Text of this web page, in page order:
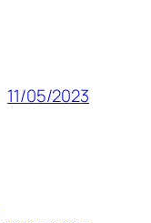
11/05/2023